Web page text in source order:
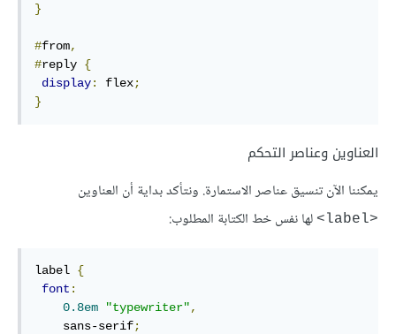
}
#from,
#reply {
display: flex;
}
العناوين وعناصر التحكم
يمكننا اﻵن تنسيق عناصر الاستمارة. ونتأكد بداية أن العناوين
<label> لها نفس خط الكتابة المطلوب:
label {
font :
0.8em
"typewriter",
    sans-serif
;